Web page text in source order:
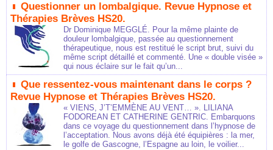
Questionner un lombalgique. Revue Hypnose et
Thérapies Brèves HS20.
Dr Dominique MEGGLÉ. Pour la même plainte de
douleur lombalgique, passée au questionnement
thérapeutique, nous est restitué le script brut, suivi du
même script détaillé et commenté. Une « double visée »
qui nous éclaire sur le fait qu’un...
Que ressentez-vous maintenant dans le corps ?
Revue Hypnose et Thérapies Brèves HS20.
« VIENS, J’T’EMMÈNE AU VENT… ». LILIANA
FODOREAN ET CATHERINE GENTRIC. Embarquons
dans ce voyage du questionnement dans l’hypnose de
l’acceptation. Nous avons déjà été équipières : la mer,
le golfe de Gascogne, l’Espagne au loin, le voilier...